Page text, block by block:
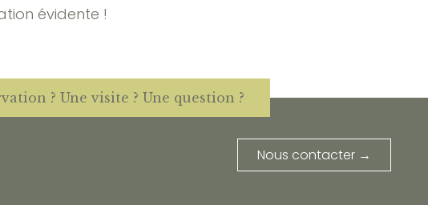
évidente !
? Une visite ? Une question ?
Nous contacter →